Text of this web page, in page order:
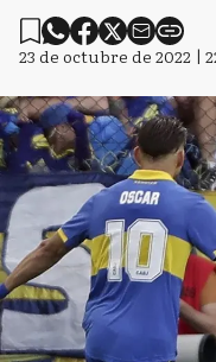
23 de octubre de 2022 |